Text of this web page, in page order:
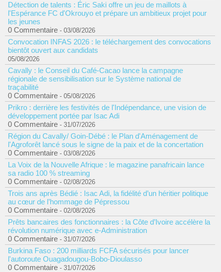
Détection de talents : Éric Saki offre un jeu de maillots à
l'Espérance FC d'Okrouyo et prépare un ambitieux projet pour
les jeunes
0 Commentaire - 03/08/2026
Convocation INFAS 2026 : le téléchargement des convocations
bientôt ouvert aux candidats
05/08/2026
Cavally : le Conseil du Café-Cacao lance la campagne
régionale de sensibilisation sur le Système national de
traçabilité
0 Commentaire - 05/08/2026
Prikro : derrière les festivités de l'Indépendance, une vision de
développement portée par Isac Adi
0 Commentaire - 31/07/2026
Région du Cavally/ Goin-Débé : le Plan d'Aménagement de
l'Agroforêt lancé sous le signe de la paix et de la concertation
0 Commentaire - 03/08/2026
La Voix de la Nouvelle Afrique : le magazine panafricain lance
sa radio 100 % streaming
0 Commentaire - 02/08/2026
Trois ans après Bédié : Isac Adi, la fidélité d’un héritier politique
au cœur de l’hommage de Pépressou
0 Commentaire - 02/08/2026
Prêts bancaires des fonctionnaires : la Côte d’Ivoire accélère la
révolution numérique avec e-Administration
0 Commentaire - 31/07/2026
Burkina Faso : 200 milliards FCFA sécurisés pour lancer
l'autoroute Ouagadougou-Bobo-Dioulasso
0 Commentaire - 31/07/2026